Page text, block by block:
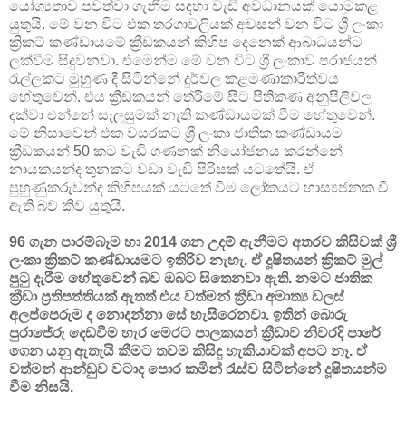
යෝග්‍යතාව පවත්වා ගැනීම සදහා වැඩි අවධානයක් යොමුකළ
යුතුයි. මේ වන විට එක තරගාවලියක් අවසන් වන විට ශ්‍රී ලංකා
ක්‍රිකට් කණ්ඩායමේ ක්‍රීඩකයන් කිහිප දෙනෙක් ආබාධයන්ට
ලක්වීම සිදුවනවා. එමෙන්ම මේ වන විට ශ්‍රී ලංකාව පරාජයන්
රැල්ලකට මුහුණ දී සිටින්නේ දුර්වල කළමණාකාරීත්වය
හේතුවෙන්. එය ක්‍රීඩකයන් තේරීමේ සිට පිතිකණ අනුපිලිවල
දක්වා එන්නේ සැලසුමක් නැති කණ්ඩායමක් වීම හේතුවෙන්.
මේ නිසාවෙන් එක වසරකට ශ්‍රී ලංකා ජාතික කණ්ඩායම
ක්‍රීඩකයන් 50 කට වැඩි ගණනක් නියෝජනය කරන්නේ
නායකයන්ද තුනකට වඩා වැඩි පිරිසක් යටතේයි. ඒ
පුහුණුකරුවන්ද කිහිපයක් යටතේ වීම ලෝකයට හාස්‍යජනක වී
ඇති බව කිව යුතුයි.
96 ගැන පාරම්බෑම හා 2014 ගන උදම් ඇනීමට අතරව කිසිවක් ශ්‍රී
ලංකා ක්‍රිකට් කණ්ඩායමට ඉතිරිව නැහැ. ඒ දූෂිතයන් ක්‍රිකට් මුල්
පුටු දැරීම හේතුවෙන් බව ඔබට සිතෙනවා ඇති. නමට ජාතික
ක්‍රීඩා ප්‍රතිපත්තියක් ඇතත් එය වත්මන් ක්‍රීඩා අමාත්‍ය ඩලස්
අලප්පෙරුම ද නොදන්නා සේ හැසිරෙනවා. ඉතින් බොරු
පුරාජේරු දෙඩවීම හැර මෙරට පාලකයන් ක්‍රීඩාව නිවරදි පාරේ
ගෙන යනු ඇතැයි කීමට තවම කිසිදු හැකියාවක් අපට නෑ. ඒ
වත්මන් ආන්ඩුව වටාද පොර කමින් රැස්ව සිටින්නේ දූෂිතයන්ම
වීම නිසයි.